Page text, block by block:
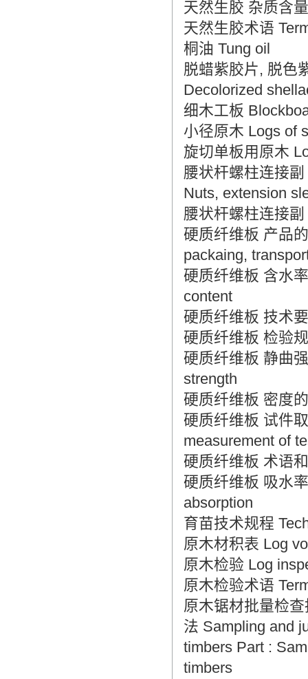
天然生胶 杂质含
天然生胶术语
桐油 Tung oil
脱蜡紫胶片, 脱色
Decolorized
细木工板
小径原木 Logs of
旋切单板用原木
腰状杆螺柱连接
Nuts, extension
腰状杆螺柱连接
硬质纤维板 产品
packaing,
硬质纤维板 含水
content
硬质纤维板 技术
硬质纤维板 检验
硬质纤维板 静曲
strength
硬质纤维板 密度
硬质纤维板 试件
measurement of
硬质纤维板 术语
硬质纤维板 吸水
absorption
育苗技术规程
原木材积表 Log
原木检验 Log
原木检验术语
原木锯材批量检
法 Sampling and
timbers Part :
timbers